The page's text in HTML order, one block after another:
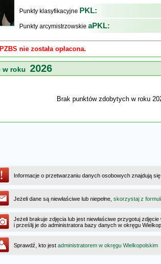
Punkty klasyfikacyjne PKL:
Punkty arcymistrzowskie aPKL:
nie została opłacona.
w roku 2026
Brak punktów zdobytych w roku
Informacje o przetwarzaniu danych osobowych znajdują się
Jeżeli dane są niewłaściwe lub niepełne, skorzystaj z
Jeżeli brakuje zdjęcia lub jest niewłaściwe przygotuj
i prześlij je do administratora bazy danych w okręgu
Sprawdź, kto jest administratorem w okręgu Wielkopolskim